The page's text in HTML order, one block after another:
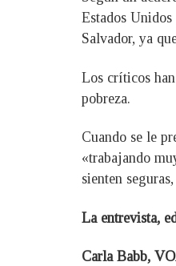
Estados
Salvador, ya
Los críticos
pobreza.
Cuando se le
«trabajando
sienten
La entrevista,
Carla Babb,